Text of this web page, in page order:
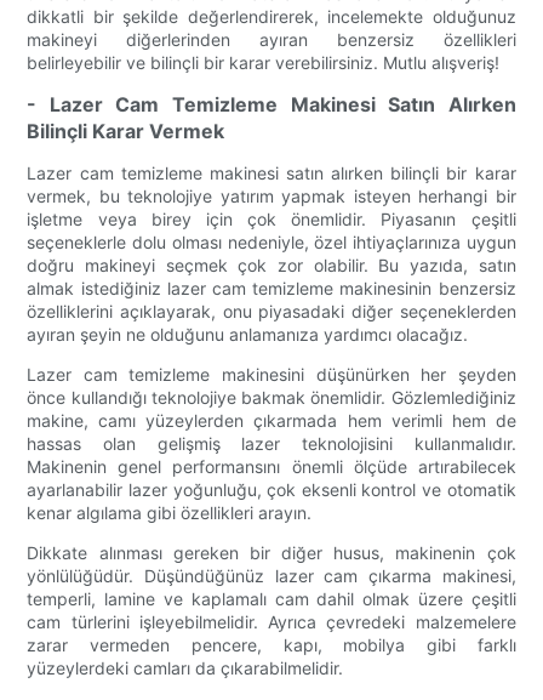
dikkatli bir şekilde değerlendirerek, incelemekte olduğunuz
makineyi diğerlerinden ayıran benzersiz özellikleri
belirleyebilir ve bilinçli bir karar verebilirsiniz. Mutlu alışveriş!
- Lazer Cam Temizleme Makinesi Satın Alırken
Bilinçli Karar Vermek
Lazer cam temizleme makinesi satın alırken bilinçli bir karar
vermek, bu teknolojiye yatırım yapmak isteyen herhangi bir
işletme veya birey için çok önemlidir. Piyasanın çeşitli
seçeneklerle dolu olması nedeniyle, özel ihtiyaçlarınıza uygun
doğru makineyi seçmek çok zor olabilir. Bu yazıda, satın
almak istediğiniz lazer cam temizleme makinesinin benzersiz
özelliklerini açıklayarak, onu piyasadaki diğer seçeneklerden
ayıran şeyin ne olduğunu anlamanıza yardımcı olacağız.
Lazer cam temizleme makinesini düşünürken her şeyden
önce kullandığı teknolojiye bakmak önemlidir. Gözlemlediğiniz
makine, camı yüzeylerden çıkarmada hem verimli hem de
hassas olan gelişmiş lazer teknolojisini kullanmalıdır.
Makinenin genel performansını önemli ölçüde artırabilecek
ayarlanabilir lazer yoğunluğu, çok eksenli kontrol ve otomatik
kenar algılama gibi özellikleri arayın.
Dikkate alınması gereken bir diğer husus, makinenin çok
yönlülüğüdür. Düşündüğünüz lazer cam çıkarma makinesi,
temperli, lamine ve kaplamalı cam dahil olmak üzere çeşitli
cam türlerini işleyebilmelidir. Ayrıca çevredeki malzemelere
zarar vermeden pencere, kapı, mobilya gibi farklı
yüzeylerdeki camları da çıkarabilmelidir.